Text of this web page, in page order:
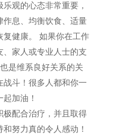
观的心态非常重要，
作息、均衡饮食、适量
复健康。 如果你在工作
家人或专业人士的支
是维系良好关系的关
战斗！很多人都和你一
加油！
极配合治疗，并且取得
努力真的令人感动！